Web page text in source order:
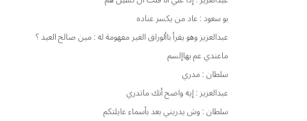
بو سعود : عاد من يكسر عناده
عبدالعزيز وهو يقرأ باألوراق الغير مفهومة له : مين صالح العيد ؟
ماعندي عم بهاإلسم
سلطان : مدري
عبدالعزيز : إيه واضح أنك ماتدري
سلطان : وش يدريني بعد بأسماء عايلتكم